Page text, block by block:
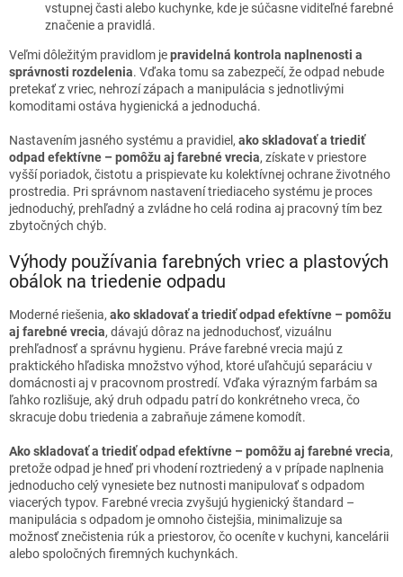
vstupnej časti alebo kuchynke, kde je súčasne viditeľné farebné
značenie a pravidlá.
Veľmi dôležitým pravidlom jepravidelná kontrola naplnenosti a
správnosti rozdelenia. Vďaka tomu sa zabezpečí, že odpad nebude
pretekať z vriec, nehrozí zápach a manipulácia s jednotlivými
komoditami ostáva hygienická a jednoduchá.
Nastavením jasného systému a pravidiel, ako skladovať a triediť
odpad efektívne – pomôžu aj farebné vrecia, získate v priestore
vyšší poriadok, čistotu a prispievate ku kolektívnej ochrane životného
prostredia. Pri správnom nastavení triediaceho systému je proces
jednoduchý, prehľadný a zvládne ho celá rodina aj pracovný tím bez
zbytočných chýb.
Výhody používania farebných vriec a plastových
obálok na triedenie odpadu
Moderné riešenia, ako skladovať a triediť odpad efektívne – pomôžu
aj farebné vrecia, dávajú dôraz na jednoduchosť, vizuálnu
prehľadnosť a správnu hygienu. Práve farebné vrecia majú z
praktického hľadiska množstvo výhod, ktoré uľahčujú separáciu v
domácnosti aj v pracovnom prostredí. Vďaka výrazným farbám sa
ľahko rozlišuje, aký druh odpadu patrí do konkrétneho vreca, čo
skracuje dobu triedenia a zabraňuje zámene komodít.
Ako skladovať a triediť odpad efektívne – pomôžu aj farebné vrecia,
pretože odpad je hneď pri vhodení roztriedený a v prípade naplnenia
jednoducho celý vynesiete bez nutnosti manipulovať s odpadom
viacerých typov. Farebné vrecia zvyšujú hygienický štandard –
manipulácia s odpadom je omnoho čistejšia, minimalizuje sa
možnosť znečistenia rúk a priestorov, čo oceníte v kuchyni, kancelárii
alebo spoločných firemných kuchynkách.